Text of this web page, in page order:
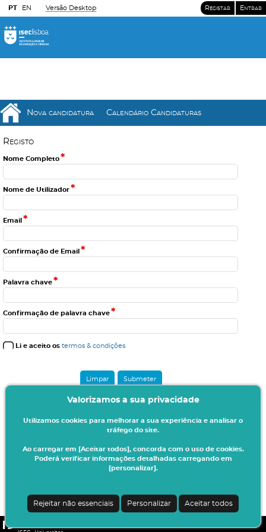
PT EN Versão Desktop Registar Entrar
Nova candidatura Calendário Candidaturas
Registo
Nome Completo*
Nome de Utilizador*
Email *
Confirmação de Email *
Palavra chave*
Confirmação de palavra chave*
Li e aceito os termos & condições
Valorizamos a sua privacidade
Utilizamos cookies para melhorar a sua experiência e analisar o
tráfego do site.
Ao carregar em [Aceitar todos], concorda com o uso de cookies.
Poderá verificar informações detalhadas carregando em
[personalizar].
Rejeitar não essenciais Personalizar Aceitar todos